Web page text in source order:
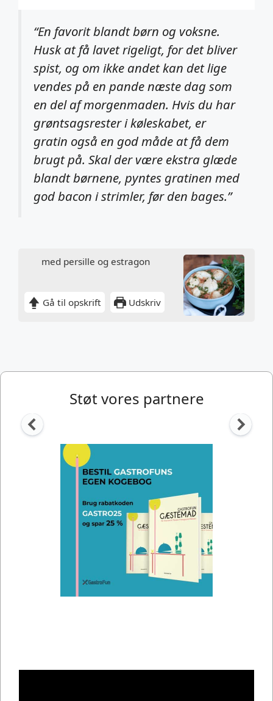
med persille og estragon
Gå til opskrift Udskriv
“En favorit blandt børn og voksne.
Husk at få lavet rigeligt, for det bliver
spist, og om ikke andet kan det lige
vendes på en pande næste dag som
en del af morgenmaden. Hvis du har
grøntsagsrester i køleskabet, er
gratin også en god måde at få dem
brugt på. Skal der være ekstra glæde
blandt børnene, pyntes gratinen med
god bacon i strimler, før den bages.”
Støt vores partnere